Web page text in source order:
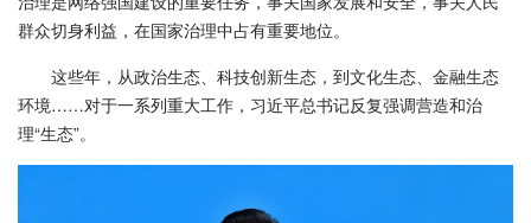
群众切身利益，在国家治理中占有重要地位。
这些年，从政治生态、科技创新生态，到文化生态、金融生态
环境……对于一系列重大工作，习近平总书记反复强调营造和治
理“生态”。